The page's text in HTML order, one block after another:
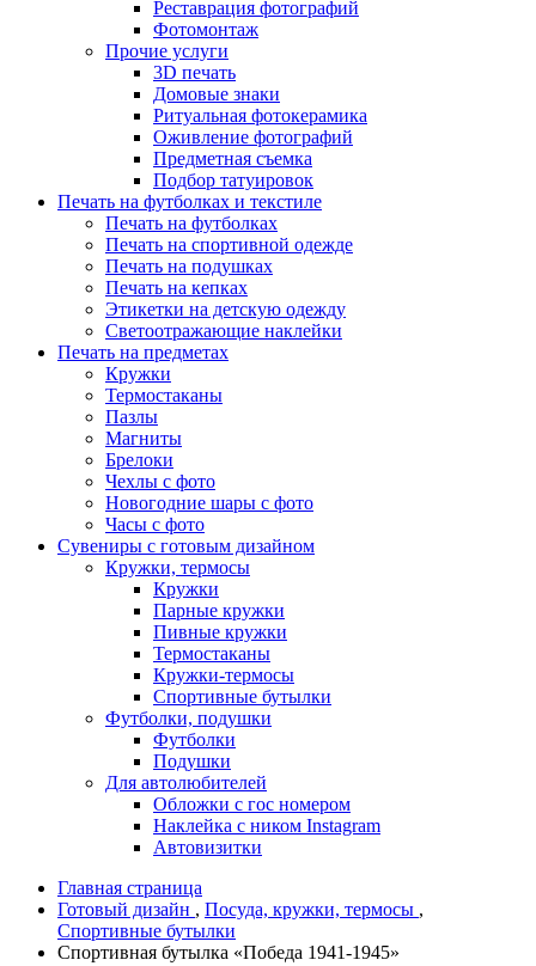
Реставрация фотографий
Фотомонтаж
Прочие услуги
3D печать
Домовые знаки
Ритуальная фотокерамика
Оживление фотографий
Предметная съемка
Подбор татуировок
Печать на футболках и текстиле
Печать на футболках
Печать на спортивной одежде
Печать на подушках
Печать на кепках
Этикетки на детскую одежду
Светоотражающие наклейки
Печать на предметах
Кружки
Термостаканы
Пазлы
Магниты
Брелоки
Чехлы с фото
Новогодние шары с фото
Часы с фото
Сувениры с готовым дизайном
Кружки, термосы
Кружки
Парные кружки
Пивные кружки
Термостаканы
Кружки-термосы
Спортивные бутылки
Футболки, подушки
Футболки
Подушки
Для автолюбителей
Обложки с гос номером
Наклейка с ником Instagram
Автовизитки
Главная страница
Готовый дизайн , Посуда, кружки, термосы ,
Спортивные бутылки
Спортивная бутылка «Победа 1941-1945»